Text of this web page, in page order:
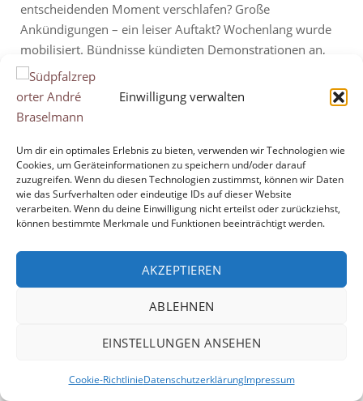
Einwilligung verwalten
Um dir ein optimales Erlebnis zu bieten, verwenden wir Technologien wie
Cookies, um Geräteinformationen zu speichern und/oder darauf
zuzugreifen. Wenn du diesen Technologien zustimmst, können wir Daten
wie das Surfverhalten oder eindeutige IDs auf dieser Website
verarbeiten. Wenn du deine Einwilligung nicht erteilst oder zurückziehst,
können bestimmte Merkmale und Funktionen beeinträchtigt werden.
AKZEPTIEREN
ABLEHNEN
EINSTELLUNGEN ANSEHEN
Cookie-RichtlinieDatenschutzerklärungImpressum
entscheidenden Moment verschlafen? Große
Ankündigungen – ein leiser Auftakt? Wochenlang wurde
mobilisiert. Bündnisse kündigten Demonstrationen an,
Aktivisten riefen zu Protesten auf, und in sozialen
Netzwerken entstand der Eindruck, der Bundesparteitag
der AfD in Erfurt werde bereits mit seinem Beginn massiv
"AfD-
Bundesparteitag
in
Mehr lesen